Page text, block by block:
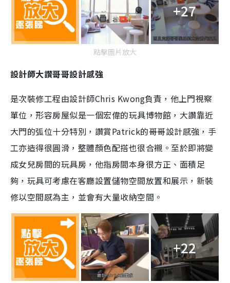
+27
點擊圖片放大
設計師大讚哥哥設計感強
是次裝修工程由設計師Chris Kwong負責，他上門視察
單位，形容房屋似是一個宏偉的玩具博物館，大讚靠近
大門的弧位十分特別，讚賞Patrick的哥哥設計感強，手
工亦造得很圓滑，整體顏色配搭也很合襯。至於即將變
成女兒房間的玩具房，他指房間本身很方正、面積足
夠，玩具可考慮在客廳設置儲物空間放置和展示，新裝
修以空間感為主，並會有大量收納空間。
+22